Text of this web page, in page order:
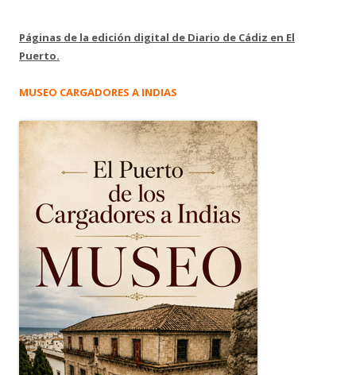
Páginas de la edición digital de Diario de Cádiz en El
Puerto.
MUSEO CARGADORES A INDIAS